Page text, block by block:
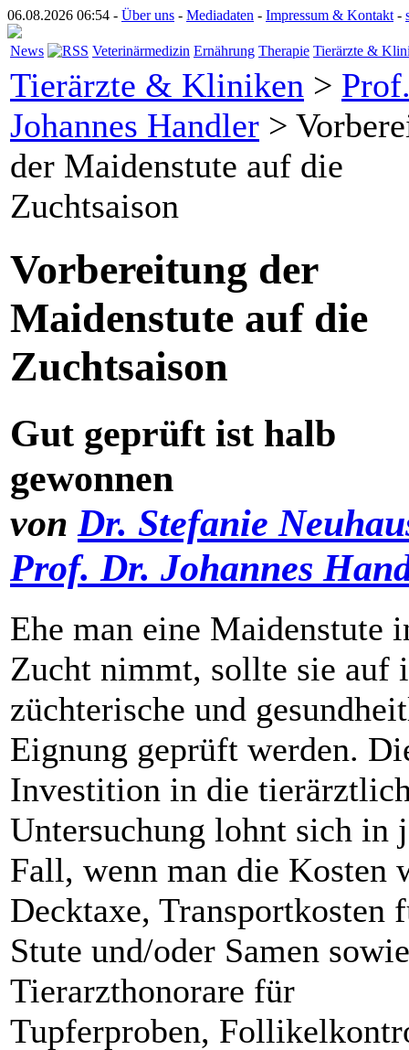
06.08.2026 06:54 - Über uns - Mediadaten - Impressum & Kontakt -
News Veterinärmedizin Ernährung Therapie Tierärzte &
Tierärzte & Kliniken >
Johannes Handler >
der Maidenstute auf die
Zuchtsaison
Vorbereitung der
Maidenstute auf die
Zuchtsaison
Gut geprüft ist halb
gewonnen
von Dr. Stefanie
Prof. Dr. Johannes
Ehe man eine Maidenstute
Zucht nimmt, sollte sie auf
züchterische und
Eignung geprüft werden.
Investition in die
Untersuchung lohnt sich in
Fall, wenn man die Kosten
Decktaxe, Transportkosten
Stute und/oder Samen sowie
Tierarzthonorare für
Tupferproben,